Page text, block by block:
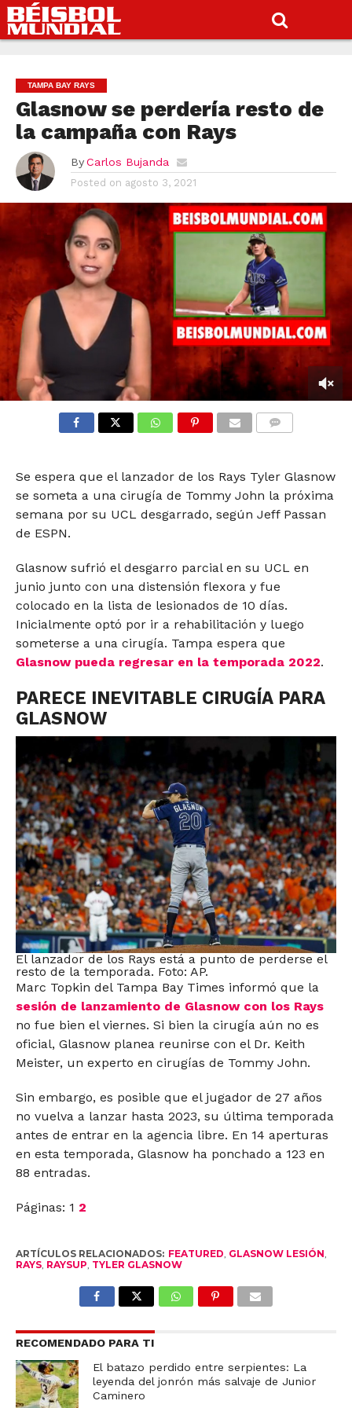
TAMPA BAY RAYS
Glasnow se perdería resto de
la campaña con Rays
By Carlos Bujanda
Posted on agosto 3, 2021
Se espera que el lanzador de los Rays Tyler Glasnow
se someta a una cirugía de Tommy John la próxima
semana por su UCL desgarrado, según Jeff Passan
de ESPN.
Glasnow sufrió el desgarro parcial en su UCL en
junio junto con una distensión flexora y fue
colocado en la lista de lesionados de 10 días.
Inicialmente optó por ir a rehabilitación y luego
someterse a una cirugía. Tampa espera que
Glasnow pueda regresar en la temporada 2022.
PARECE INEVITABLE CIRUGÍA PARA
GLASNOW
El lanzador de los Rays está a punto de perderse el
resto de la temporada. Foto: AP.
Marc Topkin del Tampa Bay Times informó que la
sesión de lanzamiento de Glasnow con los Rays
no fue bien el viernes. Si bien la cirugía aún no es
oficial, Glasnow planea reunirse con el Dr. Keith
Meister, un experto en cirugías de Tommy John.
Sin embargo, es posible que el jugador de 27 años
no vuelva a lanzar hasta 2023, su última temporada
antes de entrar en la agencia libre. En 14 aperturas
en esta temporada, Glasnow ha ponchado a 123 en
88 entradas.
Páginas: 1 2
ARTÍCULOS RELACIONADOS: FEATURED GLASNOW LESIÓN
RAYS, RAYSUP TYLER GLASNOW
RECOMENDADO PARA TI
El batazo perdido entre serpientes: La
leyenda del jonrón más salvaje de Junior
Caminero